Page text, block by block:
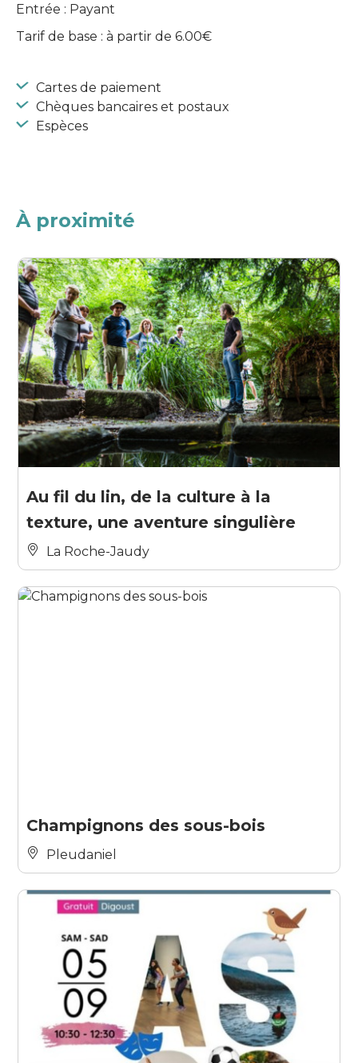
Entrée : Payant
Tarif de base : à partir de 6.00€
Cartes de paiement
Chèques bancaires et postaux
Espèces
À proximité
Au fil du lin, de la culture à la
texture, une aventure singulière
La Roche-Jaudy
Champignons des sous-bois
Pleudaniel